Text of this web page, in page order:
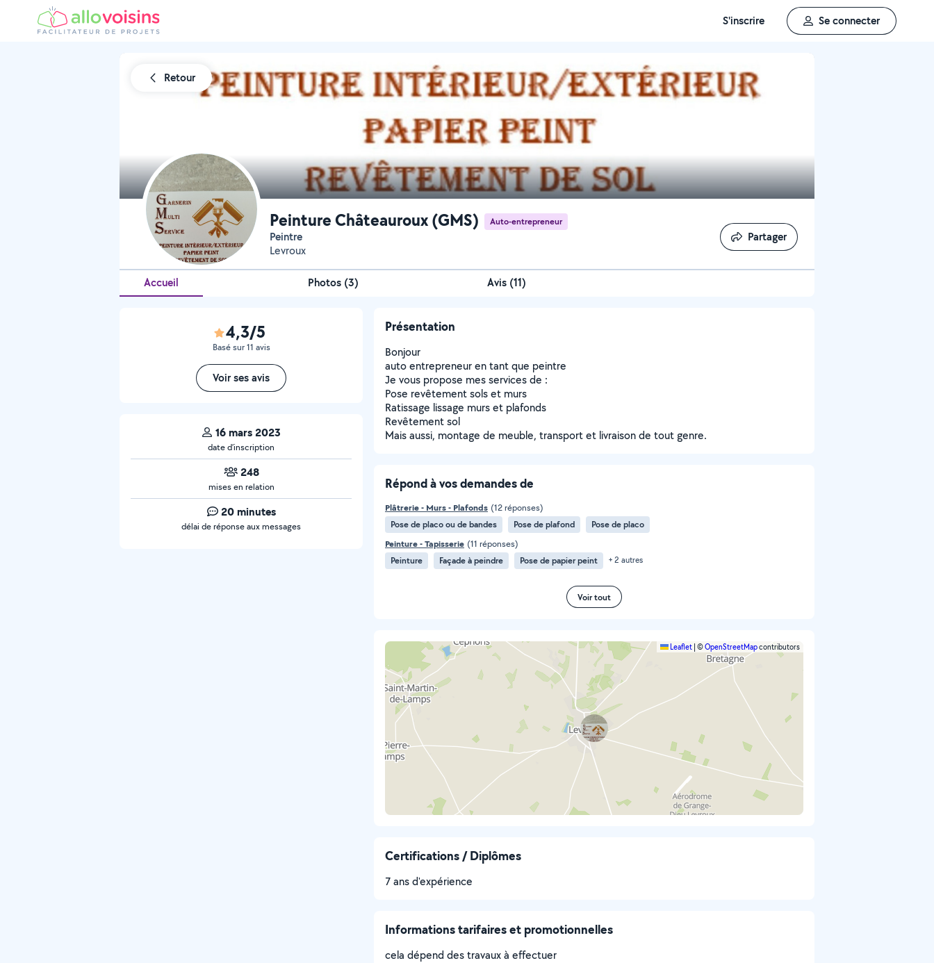
S'inscrire Se connecter
Retour
Peinture Châteauroux (GMS) Auto-entrepreneur
Peintre
Levroux
Partager
Partager
Accueil Photos (3) Avis (11)
4,3/5
Basé sur 11 avis
Voir ses avis
16 mars 2023
date d’inscription
248
mises en relation
20 minutes
délai de réponse aux messages
Présentation
Bonjour
auto entrepreneur en tant que peintre
Je vous propose mes services de :
Pose revêtement sols et murs
Ratissage lissage murs et plafonds
Revêtement sol
Mais aussi, montage de meuble, transport et livraison de tout genre.
Répond à vos demandes de
Plâtrerie - Murs - Plafonds (12 réponses)
Pose de placo ou de bandes
Pose de plafond
Pose de placo
Peinture - Tapisserie (11 réponses)
Peinture
Façade à peindre Pose de papier peint + 2 autres
Voir tout
Leaflet ©OpenStreetMapcontributors
Certifications / Diplômes
7 ans d'expérience
Informations tarifaires et promotionnelles
cela dépend des travaux à effectuer